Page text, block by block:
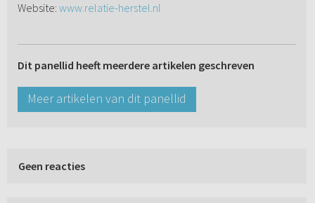
Website: www.relatie-herstel.nl
Dit panellid heeft meerdere artikelen geschreven
Meer artikelen van dit panellid
Geen reacties